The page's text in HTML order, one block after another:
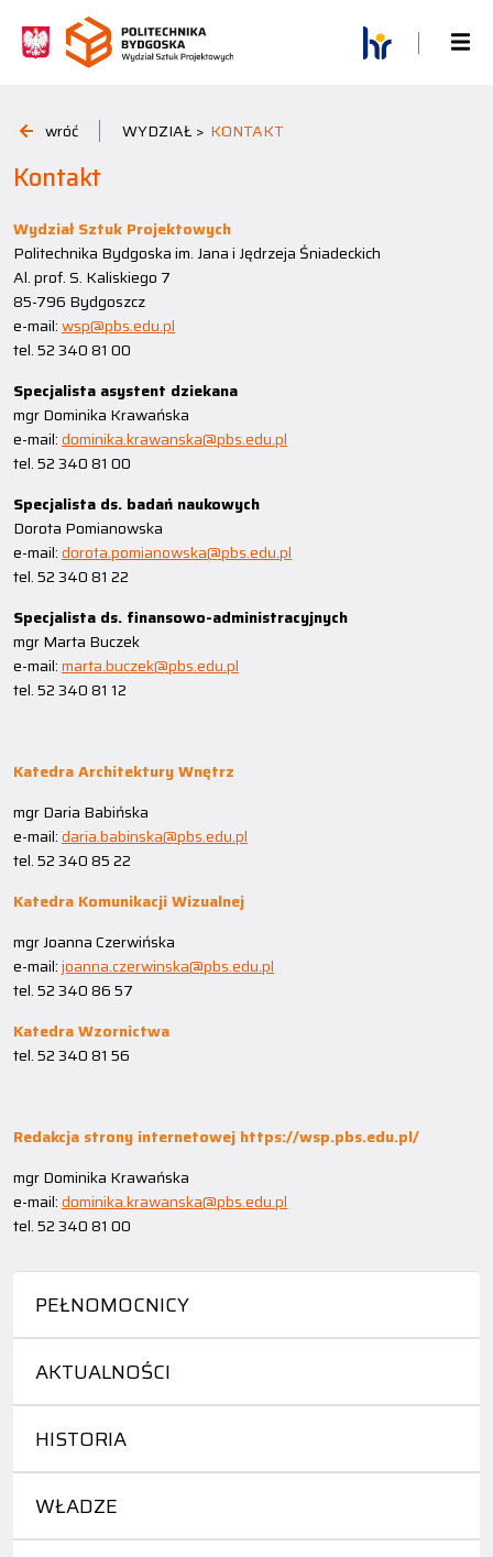
wróć WYDZIAŁ > KONTAKT
PEŁNOMOCNICY
AKTUALNOŚCI
HISTORIA
WŁADZE
Kontakt
Wydział Sztuk Projektowych
Politechnika Bydgoska im. Jana i Jędrzeja Śniadeckich
Al. prof. S. Kaliskiego 7
85-796 Bydgoszcz
e-mail:wsp@pbs.edu.pl
tel. 52 340 81 00
Specjalista asystent dziekana
mgr Dominika Krawańska
e-mail:dominika.krawanska@pbs.edu.pl
tel. 52 340 81 00
Specjalista ds. badań naukowych
Dorota Pomianowska
e-mail:dorota.pomianowska@pbs.edu.pl
tel. 52 340 81 22
Specjalista ds. finansowo-administracyjnych
mgr Marta Buczek
e-mail:marta.buczek@pbs.edu.pl
tel. 52 340 81 12
Katedra Architektury Wnętrz
mgr Daria Babińska
e-mail:daria.babinska@pbs.edu.pl
tel. 52 340 85 22
Katedra Komunikacji Wizualnej
mgr Joanna Czerwińska
e-mail:joanna.czerwinska@pbs.edu.pl
tel. 52 340 86 57
Katedra Wzornictwa
tel. 52 340 81 56
Redakcja strony internetowej https://wsp.pbs.edu.pl/
mgr Dominika Krawańska
e-mail:dominika.krawanska@pbs.edu.pl
tel. 52 340 81 00